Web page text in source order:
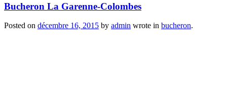
Bucheron La Garenne-Colombes
Posted on décembre 16, 2015 by admin wrote in bucheron.